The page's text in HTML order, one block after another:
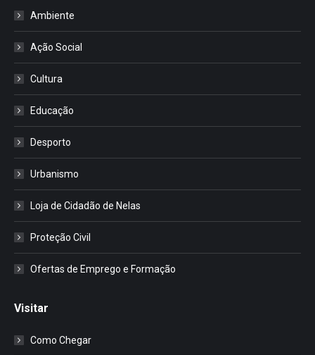
Ambiente
Ação Social
Cultura
Educação
Desporto
Urbanismo
Loja de Cidadão de Nelas
Proteção Civil
Ofertas de Emprego e Formação
Visitar
Como Chegar